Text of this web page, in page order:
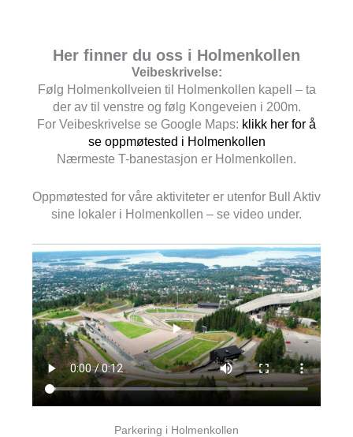
Her finner du oss i Holmenkollen
Veibeskrivelse:
Følg Holmenkollveien til Holmenkollen kapell – ta
der av til venstre og følg Kongeveien i 200m.
For Veibeskrivelse se Google Maps: klikk her for å
se oppmøtested i Holmenkollen
Nærmeste T-banestasjon er Holmenkollen.
Oppmøtested for våre aktiviteter er utenfor Bull Aktiv
sine lokaler i Holmenkollen – se video under.
Parkering i Holmenkollen